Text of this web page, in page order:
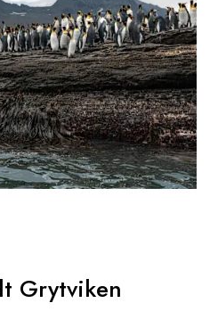
Grytviken